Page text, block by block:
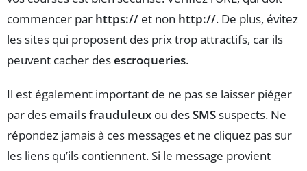
commencer par https:// et non http://. De plus, évitez
les sites qui proposent des prix trop attractifs, car ils
peuvent cacher desescroqueries.
Il est également important de ne pas se laisser piéger
par desemails frauduleux ou desSMSsuspects. Ne
répondez jamais à ces messages et ne cliquez pas sur
les liens qu’ils contiennent. Si le message provient